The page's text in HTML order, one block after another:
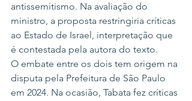
antissemitismo. Na avaliação do
ministro, a proposta restringiria críticas
ao Estado de Israel, interpretação que
é contestada pela autora do texto.
O embate entre os dois tem origem na
disputa pela Prefeitura de São Paulo
em 2024. Na ocasião, Tabata fez críticas